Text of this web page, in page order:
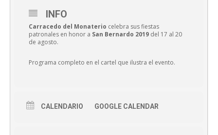
INFO
Carracedo del Monaterio celebra sus fiestas
patronales en honor a San Bernardo 2019 del 17 al 20
de agosto.
Programa completo en el cartel que ilustra el evento.
CALENDARIO GOOGLE CALENDAR